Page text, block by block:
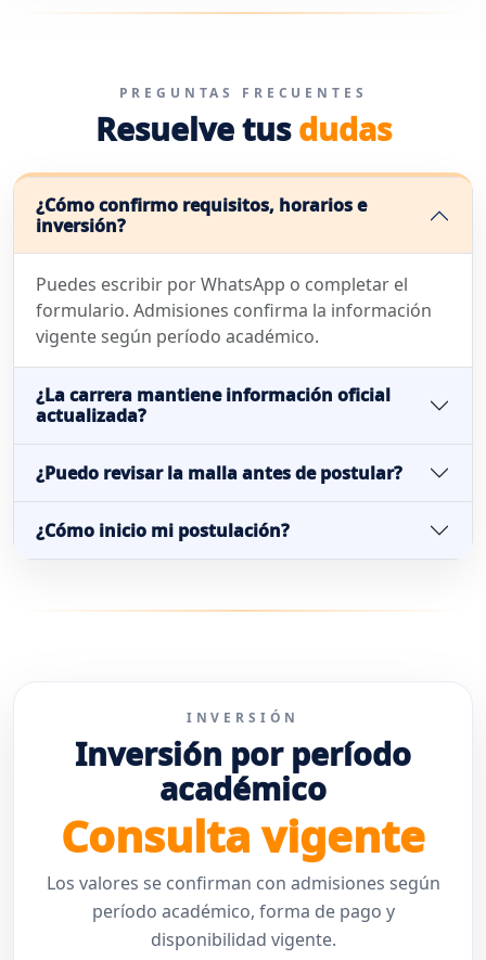
PREGUNTAS FRECUENTES
Resuelve tusdudas
¿Cómo confirmo requisitos, horarios e
inversión?
Puedes escribir por WhatsApp o completar el
formulario. Admisiones confirma la información
vigente según período académico.
¿La carrera mantiene información oficial
actualizada?
¿Puedo revisar la malla antes de postular?
¿Cómo inicio mi postulación?
INVERSIÓN
Inversión por período
académico
Consulta vigente
Los valores se confirman con admisiones según
período académico, forma de pago y
disponibilidad vigente.